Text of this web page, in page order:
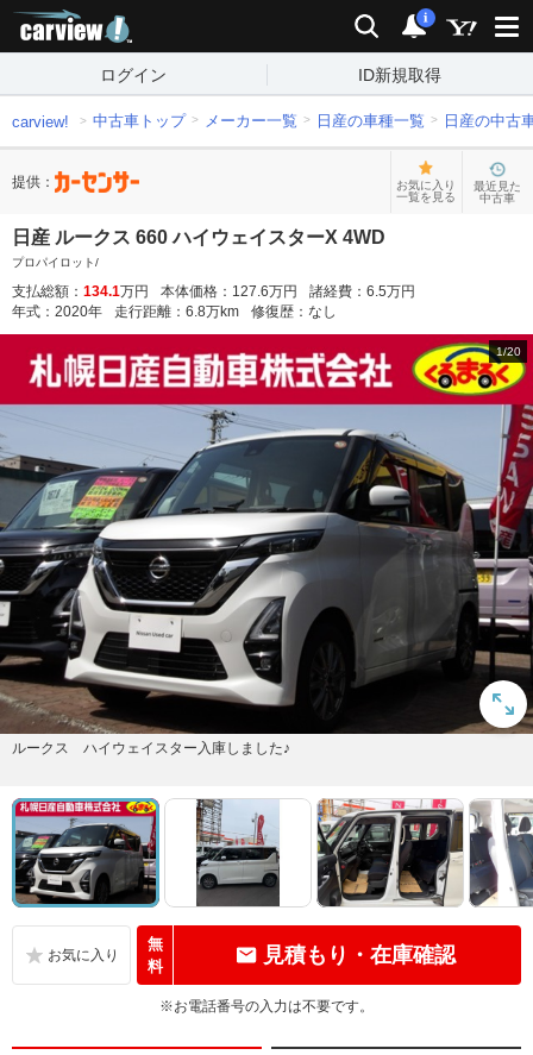
検索 通知
i
ログイン ID新規取得
carview! 中古車トップ メーカー一覧 日産の車種一覧 日産の中古
提供：
お気に入り
一覧を見る
最近見た
中古車
日産 ルークス 660 ハイウェイスターX 4WD
プロパイロット/
支払総額： 134.1万円 本体価格： 127.6万円 諸経費： 6.5万円
年式： 2020年 走行距離： 6.8万km 修復歴： なし
1/20
ルークス ハイウェイスター入庫しました♪
無
料
見積もり・在庫確認
※お電話番号の入力は不要です。